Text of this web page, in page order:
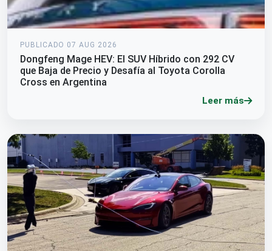
PUBLICADO 07 AUG 2026
Dongfeng Mage HEV: El SUV Híbrido con 292 CV
que Baja de Precio y Desafía al Toyota Corolla
Cross en Argentina
Leer más